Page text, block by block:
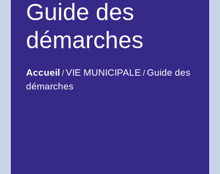
Guide des
démarches
Accueil /VIE MUNICIPALE / Guide des
démarches